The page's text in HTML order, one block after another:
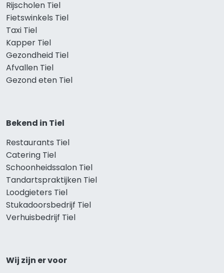
Rijscholen Tiel
Fietswinkels Tiel
Taxi Tiel
Kapper Tiel
Gezondheid Tiel
Afvallen Tiel
Gezond eten Tiel
Bekend in Tiel
Restaurants Tiel
Catering Tiel
Schoonheidssalon Tiel
Tandartspraktijken Tiel
Loodgieters Tiel
Stukadoorsbedrijf Tiel
Verhuisbedrijf Tiel
Wij zijn er voor